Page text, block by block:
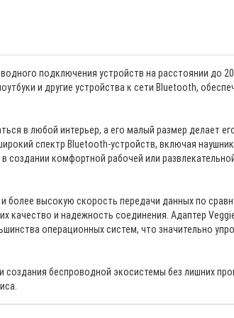
подключения устройств на расстоянии до 20
и другие устройства к сети Bluetooth,
в любой интерьер, а его малый размер делает
спектр Bluetooth-устройств, включая
комфортной рабочей или
более высокую скорость передачи данных по
и надежность соединения. Адаптер
операционных систем, что значительно
беспроводной экосистемы без лишних